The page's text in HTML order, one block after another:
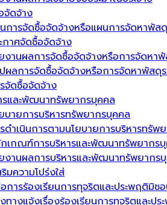
จัดจ้าง
การจัดซื้อจัดจ้างหรือแผนการจัดหาพัสดุ
กาศจัดซื้อจัดจ้าง
งานผลการจัดซื้อจัดจ้างหรือการจัดหาพั
ผลการจัดซื้อจัดจ้างหรือการจัดหาพัสดุ
จัดซื้อจัดจ้าง
รและพัฒนาทรัพยากรบุคคล
บายการบริหารทรัพยากรบุคคล
ดำเนินการตามนโยบายการบริหารทรัพ
เกณฑ์การบริหารและพัฒนาทรัพยากร
งานผลการบริหารและพัฒนาทรัพยากร
มความโปร่งใส่
การร้องเรียนการทุจริตและประพฤติมิช
ทางแจ้งเรื่องร้องเรียนการทุจริตและป